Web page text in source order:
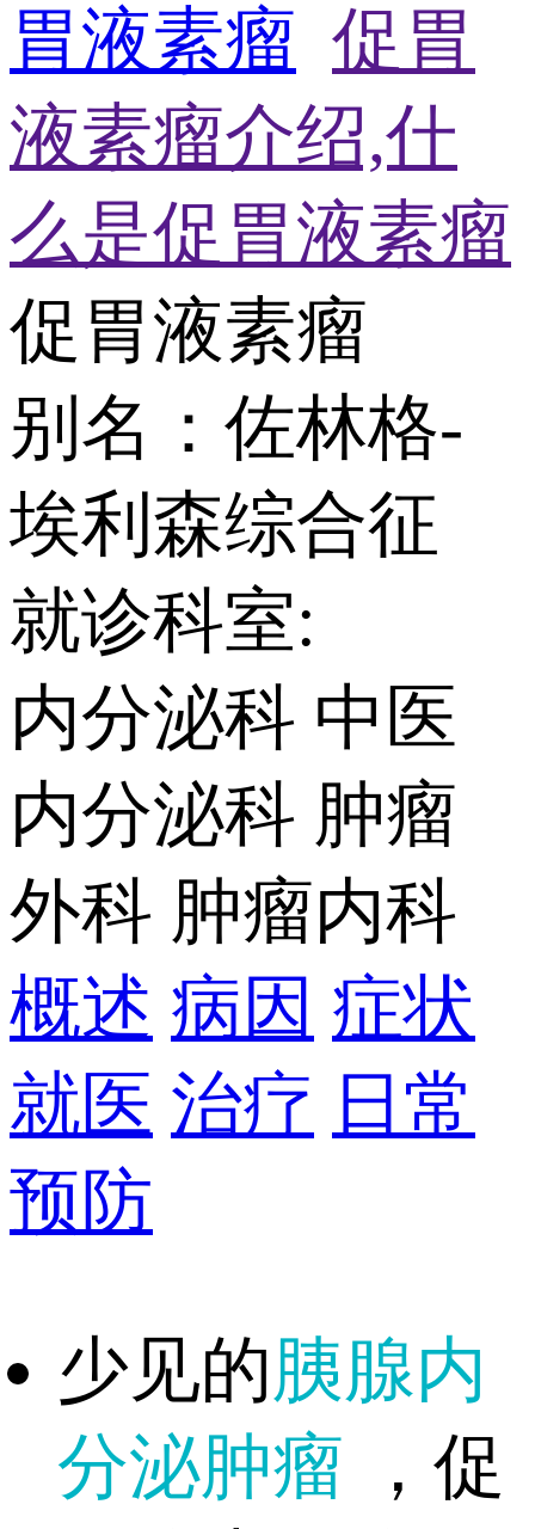
胃液素瘤 促胃
液素瘤介绍,什
么是促胃液素瘤
促胃液素瘤
别名：佐林格-
埃利森综合征
就诊科室:
内分泌科 中医
内分泌科 肿瘤
外科 肿瘤内科
概述 病因 症状
就医 治疗 日常
预防
少见的胰腺内
分泌肿瘤
，促